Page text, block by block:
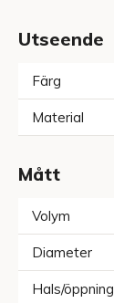
Utseende
Färg
Material
Mått
Volym
Diameter
Hals/öppning